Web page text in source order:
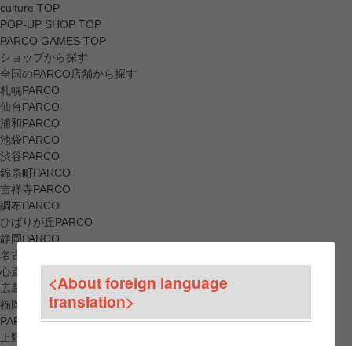
culture TOP
POP-UP SHOP TOP
PARCO GAMES TOP
ショップから探す
全国のPARCO店舗から探す
札幌PARCO
仙台PARCO
浦和PARCO
池袋PARCO
渋谷PARCO
錦糸町PARCO
吉祥寺PARCO
調布PARCO
ひばりが丘PARCO
静岡PARCO
名古屋PARCO
心斎橋PARCO
広島PARCO
福岡PARCO
PARCO_ya
上野
<About foreign language
translation>